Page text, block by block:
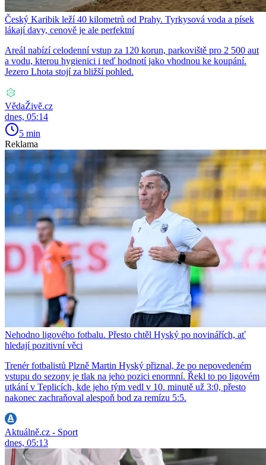
Český Karibik leží 40 kilometrů od Prahy. Tyrkysová voda a písek
lákají davy, cenově je ale perfektní
Areál nabízí celodenní vstup za 120 korun, parkoviště pro 2 500 aut
a vodu, kterou hygienici i teď hodnotí jako vhodnou ke koupání.
Jezero Lhota stojí za bližší pohled.
VědaŽivě.cz
dnes, 05:14
5 min
Reklama
Nehodno ligového fotbalu. Přesto chtěl Hyský po novinářích, ať
hledají pozitivní věci
Trenér fotbalistů Plzně Martin Hyský přiznal, že po nepovedeném
vstupu do sezony je tlak na jeho pozici enormní. Řekl to po ligovém
utkání v Teplicích, kde jeho tým vedl v 10. minutě už 3:0, přesto
nakonec zachraňoval alespoň bod za remízu 5:5.
Aktuálně.cz - Sport
dnes, 05:13